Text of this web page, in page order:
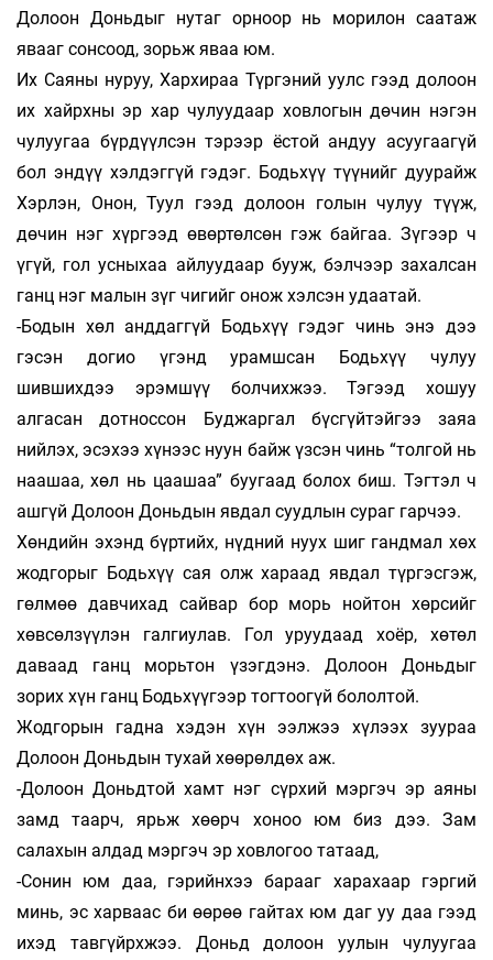
Долоон Доньдыг нутаг орноор нь морилон саатаж
явааг сонсоод, зорьж яваа юм.
Их Саяны нуруу, Хархираа Түргэний уулс гээд долоон
их хайрхны эр хар чулуудаар ховлогын дөчин нэгэн
чулуугаа бүрдүүлсэн тэрээр ёстой андуу асуугаагүй
бол эндүү хэлдэггүй гэдэг. Бодьхүү түүнийг дуурайж
Хэрлэн, Онон, Туул гээд долоон голын чулуу түүж,
дөчин нэг хүргээд өвөртөлсөн гэж байгаа. Зүгээр ч
үгүй, гол усныхаа айлуудаар бууж, бэлчээр захалсан
ганц нэг малын зүг чигийг онож хэлсэн удаатай.
-Бодын хөл анддаггүй Бодьхүү гэдэг чинь энэ дээ
гэсэн догио үгэнд урамшсан Бодьхүү чулуу
шившихдээ эрэмшүү болчихжээ. Тэгээд хошуу
алгасан дотноссон Буджаргал бүсгүйтэйгээ заяа
нийлэх, эсэхээ хүнээс нуун байж үзсэн чинь “толгой нь
наашаа, хөл нь цаашаа” буугаад болох биш. Тэгтэл ч
ашгүй Долоон Доньдын явдал суудлын сураг гарчээ.
Хөндийн эхэнд бүртийх, нүдний нуух шиг гандмал хөх
жодгорыг Бодьхүү сая олж хараад явдал түргэсгэж,
гөлмөө давчихад сайвар бор морь нойтон хөрсийг
хөвсөлзүүлэн галгиулав. Гол уруудаад хоёр, хөтөл
даваад ганц морьтон үзэгдэнэ. Долоон Доньдыг
зорих хүн ганц Бодьхүүгээр тогтоогүй бололтой.
Жодгорын гадна хэдэн хүн ээлжээ хүлээх зуураа
Долоон Доньдын тухай хөөрөлдөх аж.
-Долоон Доньдтой хамт нэг сүрхий мэргэч эр аяны
замд таарч, ярьж хөөрч хоноо юм биз дээ. Зам
салахын алдад мэргэч эр ховлогоо татаад,
-Сонин юм даа, гэрийнхээ барааг харахаар гэргий
минь, эс харваас би өөрөө гайтах юм даг уу даа гээд
ихэд тавгүйрхжээ. Доньд долоон уулын чулуугаа